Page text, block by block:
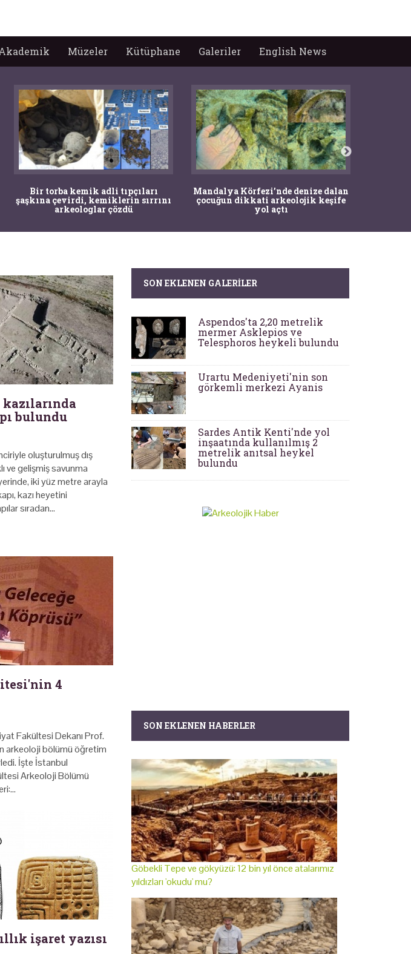
Müzeler Kütüphane Galeriler English News
Bir torba kemik adli tıpçıları
şaşkına çevirdi, kemiklerin sırrını
arkeologlar çözdü
Mandalya Körfezi’nde denize dalan
çocuğun dikkati arkeolojik keşife
yol açtı
bulundu
oluşturulmuş dış
ve gelişmiş savunma
iki yüz metre arayla
kazı heyetini
sıradan…
4
Fakültesi Dekanı Prof.
arkeoloji bölümü öğretim
İşte İstanbul
Arkeoloji Bölümü
işaret yazısı
SON EKLENEN GALERILER
Aspendos'ta 2,20 metrelik
mermer Asklepios ve
Telesphoros heykeli bulundu
Urartu Medeniyeti'nin son
görkemli merkezi Ayanis
Sardes Antik Kenti'nde yol
inşaatında kullanılmış 2
metrelik anıtsal heykel
bulundu
SON EKLENEN HABERLER
Göbekli Tepe ve gökyüzü: 12 bin yıl önce atalarımız
yıldızları 'okudu' mu?